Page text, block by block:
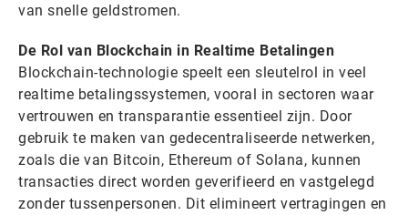
van snelle geldstromen.
De Rol van Blockchain in Realtime Betalingen
Blockchain-technologie speelt een sleutelrol in veel
realtime betalingssystemen, vooral in sectoren waar
vertrouwen en transparantie essentieel zijn. Door
gebruik te maken van gedecentraliseerde netwerken,
zoals die van Bitcoin, Ethereum of Solana, kunnen
transacties direct worden geverifieerd en vastgelegd
zonder tussenpersonen. Dit elimineert vertragingen en